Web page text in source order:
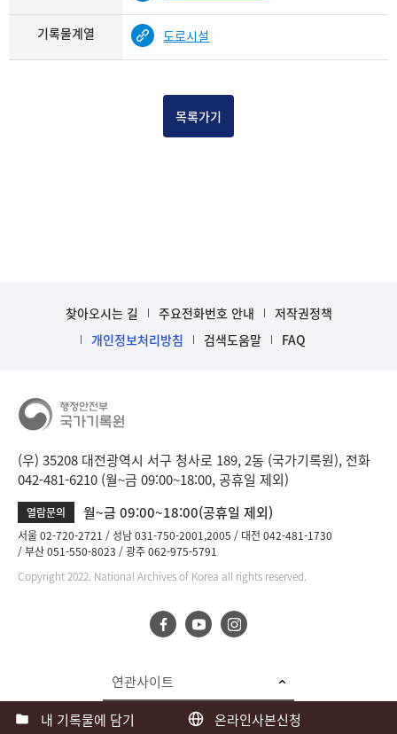
기록물계열 도로시설
목록가기
내 기록물에 담기 온라인사본신청
찾아오시는 길 주요전화번호 안내
저작권정책
개인정보처리방침
검색도움말 FAQ
(우) 35208 대전광역시 서구 청사로 189, 2동 (국가기록원), 전화
042-481-6210 (월~금 09:00~18:00, 공휴일 제외)
열람문의 월~금 09:00~18:00(공휴일 제외)
서울 02-720-2721 성남 031-750-2001,2005
대전 042-481-1730
부산 051-550-8023
광주 062-975-5791
Copyright 2022. National Archives of Korea all rights reserved.
연관사이트